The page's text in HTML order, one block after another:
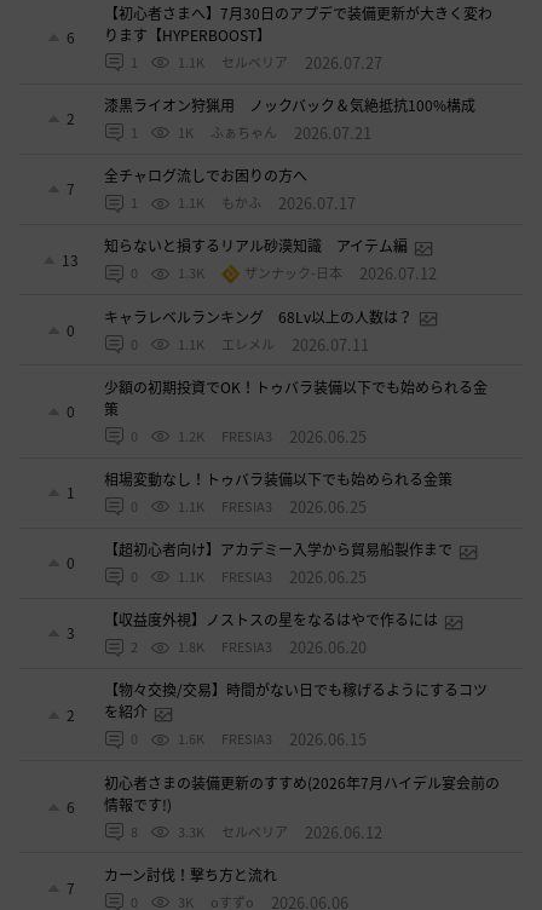
6
【初心者さまへ】7月30日のアプデで装備更新が大きく変わ
ります【HYPERBOOST】
1 1.1K セルベリア 2026.07.27
2
漆黒ライオン狩猟用 ノックバック＆気絶抵抗100%構成
1 1K ふぁちゃん 2026.07.21
7
全チャログ流しでお困りの方へ
1 1.1K もかふ 2026.07.17
13
知らないと損するリアル砂漠知識 アイテム編
0 1.3K ザンナック-日本 2026.07.12
0
キャラレベルランキング 68Lv以上の人数は？
0 1.1K エレメル 2026.07.11
0
少額の初期投資でOK！トゥバラ装備以下でも始められる金
策
0 1.2K FRESIA3 2026.06.25
1
相場変動なし！トゥバラ装備以下でも始められる金策
0 1.1K FRESIA3 2026.06.25
0
【超初心者向け】アカデミー入学から貿易船製作まで
0 1.1K FRESIA3 2026.06.25
3
【収益度外視】ノストスの星をなるはやで作るには
2 1.8K FRESIA3 2026.06.20
2
【物々交換/交易】時間がない日でも稼げるようにするコツ
を紹介
0 1.6K FRESIA3 2026.06.15
6
初心者さまの装備更新のすすめ(2026年7月ハイデル宴会前の
情報です!)
8 3.3K セルベリア 2026.06.12
7
カーン討伐！撃ち方と流れ
0 3K oすずo 2026.06.06